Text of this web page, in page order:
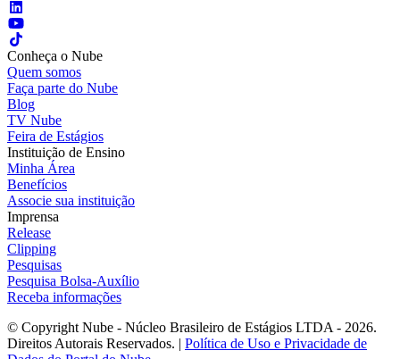
Conheça o Nube
Quem somos
Faça parte do Nube
Blog
TV Nube
Feira de Estágios
Instituição de Ensino
Minha Área
Benefícios
Associe sua instituição
Imprensa
Release
Clipping
Pesquisas
Pesquisa Bolsa-Auxílio
Receba informações
© Copyright Nube - Núcleo Brasileiro de Estágios LTDA - 2026.
Direitos Autorais Reservados. | Política de Uso e Privacidade de